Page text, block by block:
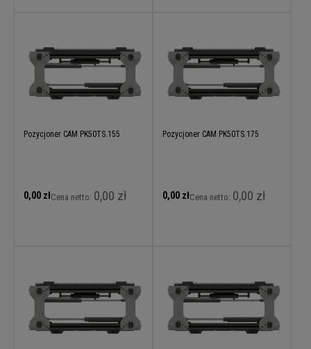
Pozycjoner CAM PK50TS.155
0,00 złCena netto: 0,00 zł
Pozycjoner CAM PK50TS.175
0,00 złCena netto: 0,00 zł